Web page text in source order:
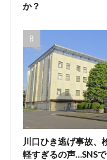
か？
川口ひき逃げ事故、
軽すぎるの声…SNS